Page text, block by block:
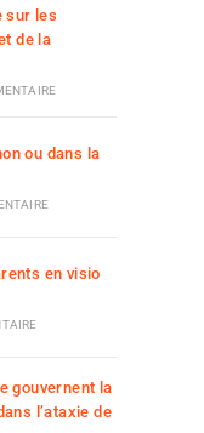
sur les
de la
ou dans la
en visio
gouvernent la
l’ataxie de